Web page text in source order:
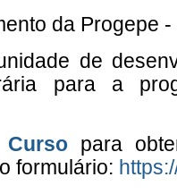
da Progepe -
de
para a
para
formulário: